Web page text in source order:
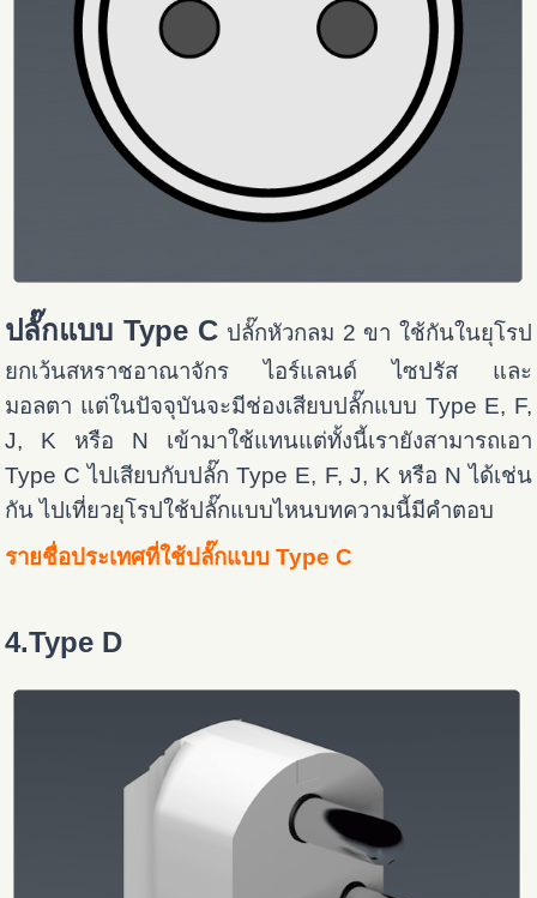
ปลั๊กแบบ Type C ปลั๊กหัวกลม 2 ขา ใช้กันในยุโรป
ยกเว้นสหราชอาณาจักร ไอร์แลนด์ ไซปรัส และ
มอลตา แต่ในปัจจุบันจะมีช่องเสียบปลั๊กแบบ Type E, F,
J, K หรือ N เข้ามาใช้แทนแต่ทั้งนี้เรายังสามารถเอา
Type C ไปเสียบกับปลั๊ก Type E, F, J, K หรือ N ได้เช่น
กัน ไปเที่ยวยุโรปใช้ปลั๊กแบบไหนบทความนี้มีคำตอบ
รายชื่อประเทศที่ใช้ปลั๊กแบบ Type C
4.Type D